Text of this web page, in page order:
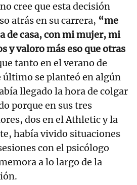
no cree que esta decisión
atrás en su carrera, “me
de casa, con mi mujer, mi
y valoro más eso que otras
tanto en el verano de
último se planteó en algún
llegado la hora de colgar
porque en sus tres
dos en el Athletic y la
había vivido situaciones
con el psicólogo
a lo largo de la